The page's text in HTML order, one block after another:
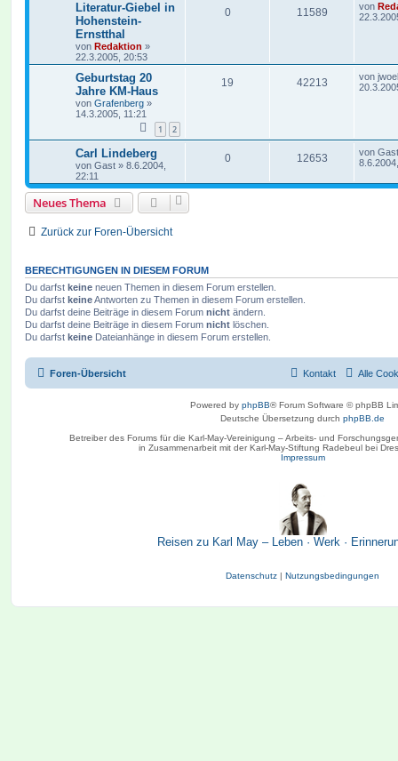
Literatur-Giebel in
Hohenstein-
Ernstthal
von Redaktion »
22.3.2005, 20:53
0 11589 von
Geburtstag 20
Jahre KM-Haus
von Grafenberg »
14.3.2005, 11:21
1 2
19 42213 von
Carl Lindeberg
von Gast » 8.6.2004,
22:11
0 12653 von Gast
Neues Thema
Zurück zur Foren-Übersicht
BERECHTIGUNGEN IN DIESEM FORUM
Du darfst keine neuen Themen in diesem Forum erstellen.
Du darfst keineAntworten zu Themen in diesem Forum erstellen.
Du darfst deine Beiträge in diesem Forum nicht ändern.
Du darfst deine Beiträge in diesem Forum nicht löschen.
Du darfst keine Dateianhänge in diesem Forum erstellen.
Foren-Übersicht Alle
Kontakt
Powered by phpBB® Forum Software © phpBB
Deutsche Übersetzung durch phpBB.de
Betreiber des Forums für die Karl-May-Vereinigung – Arbeits- und
in Zusammenarbeit mit der Karl-May-Stiftung Radebeul bei
Impressum
Reisen zu Karl May – Leben · Werk ·
Datenschutz | Nutzungsbedingungen